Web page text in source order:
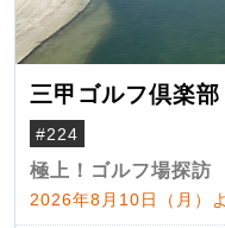
三甲ゴルフ倶楽
#224
極上！ゴルフ場探訪
2026年8月10日（月）